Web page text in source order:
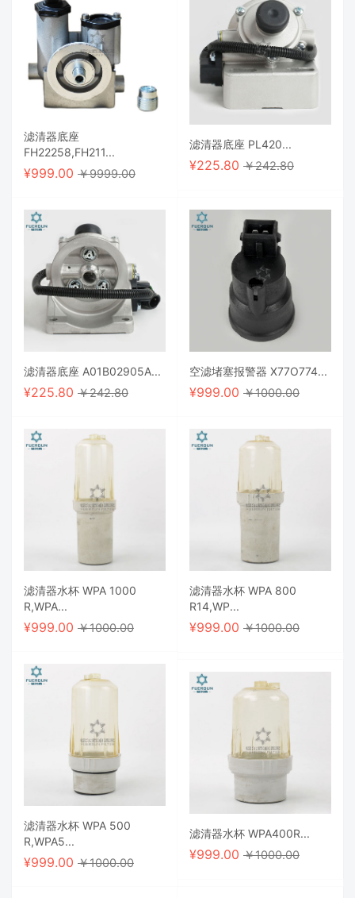
滤清器底座
FH22258,FH211...
¥999.00 ￥9999.00
滤清器底座 PL420...
¥225.80 ￥242.80
滤清器底座 A01B02905A...
¥225.80 ￥242.80
空滤堵塞报警器 X77O774...
¥999.00 ￥1000.00
滤清器水杯 WPA 1000
R,WPA...
¥999.00 ￥1000.00
滤清器水杯 WPA 800
R14,WP...
¥999.00 ￥1000.00
滤清器水杯 WPA 500
R,WPA5...
¥999.00 ￥1000.00
滤清器水杯 WPA400R...
¥999.00 ￥1000.00